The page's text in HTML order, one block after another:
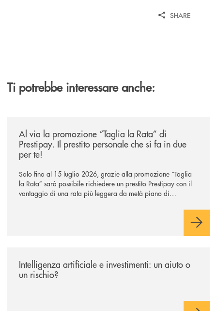
SHARE
Ti potrebbe interessare anche:
Al via la promozione “Taglia la Rata” di
Prestipay. Il prestito personale che si fa in due
per te!
Solo fino al 15 luglio 2026, grazie alla promozione “Taglia
la Rata” sarà possibile richiedere un prestito Prestipay con il
vantaggio di una rata più leggera da metà piano di
Intelligenza artificiale e investimenti: un aiuto o
un rischio?